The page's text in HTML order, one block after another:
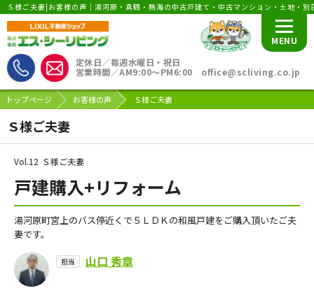
Ｓ様ご夫妻|お客様の声｜湯河原・真鶴・熱海の中古戸建て・中古マンション・土地・
定休日／毎週水曜日・祝日
営業時間／AM9:00〜PM6:00 office@scliving.co.jp
MENU
トップページ お客様の声 Ｓ様ご夫妻
Ｓ様ご夫妻
Vol.12 Ｓ様ご夫妻
戸建購入+リフォーム
湯河原町宮上のバス停近くで５ＬＤＫの和風戸建をご購入頂いたご夫
妻です。
担当 山口 秀章